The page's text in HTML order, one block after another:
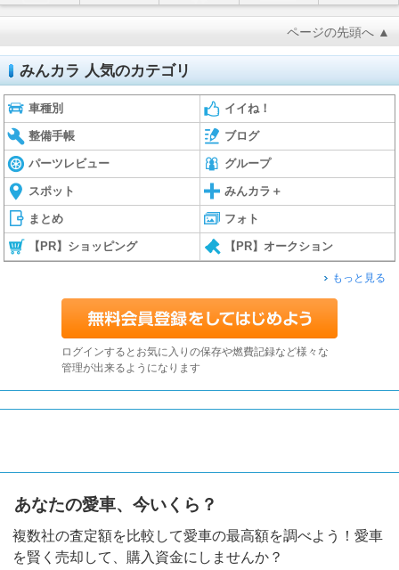
ページの先頭へ ▲
みんカラ 人気のカテゴリ
車種別 イイね！
整備手帳 ブログ
パーツレビュー グループ
スポット みんカラ＋
まとめ フォト
【PR】ショッピング 【PR】オークション
もっと見る
ログインするとお気に入りの保存や燃費記録など様々な
管理が出来るようになります
あなたの愛車、今いくら？
複数社の査定額を比較して愛車の最高額を調べよう！愛車
を賢く売却して、購入資金にしませんか？